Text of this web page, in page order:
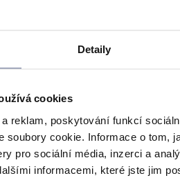
Detaily
cookies
reklam, poskytování funkcí
soubory cookie. Informace o tom,
pro sociální média, inzerci a
informacemi, které jste jim
vyhláška, kterou se mění
pojištění, ve znění pozdějších
mezinárodních smluv byla
Sb.